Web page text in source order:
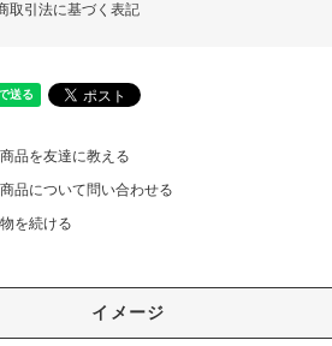
取引法に基づく表記
品を友達に教える
品について問い合わせる
を続ける
イメージ